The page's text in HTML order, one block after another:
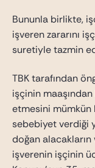
Bununla birlikte,
işveren zararını
suretiyle tazmin
TBK tarafından
işçinin
etmesini mümkün
sebebiyet verdiği
doğan alacakların
işverenin işçinin